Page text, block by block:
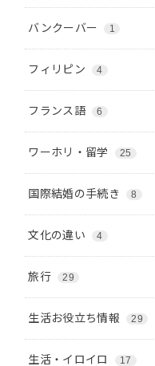
バンクーバー 1
フィリピン 4
フランス語 6
ワーホリ・留学 25
国際結婚の手続き 8
文化の違い 4
旅行 29
生活お役立ち情報 29
生活・イロイロ 17